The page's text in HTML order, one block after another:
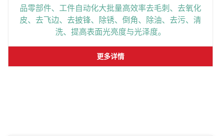
品零部件、工件自动化大批量高效率去毛刺、去氧化
皮、去飞边、去披锋、除锈、倒角、除油、去污、清
洗、提高表面光亮度与光泽度。
更多详情